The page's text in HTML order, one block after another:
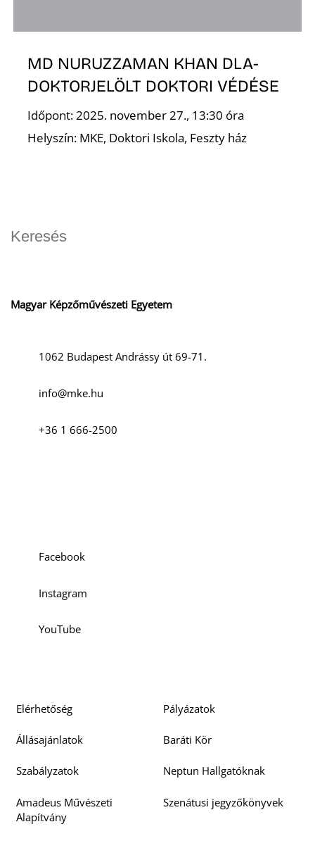
MD NURUZZAMAN KHAN DLA-
DOKTORJELÖLT DOKTORI VÉDÉSE
Időpont: 2025. november 27., 13:30 óra
Helyszín: MKE, Doktori Iskola, Feszty ház
Magyar Képzőművészeti Egyetem
1062 Budapest Andrássy út 69-71.
info@mke.hu
+36 1 666-2500
Facebook
Instagram
YouTube
Elérhetőség Pályázatok
Állásajánlatok Baráti Kör
Szabályzatok Neptun Hallgatóknak
Amadeus Művészeti
Alapítvány
Szenátusi jegyzőkönyvek